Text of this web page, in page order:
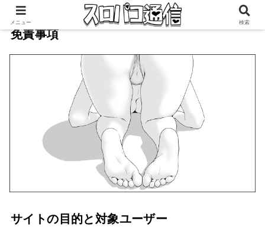
免責事項
サイトの目的と対象ユーザー
メニュー 検索